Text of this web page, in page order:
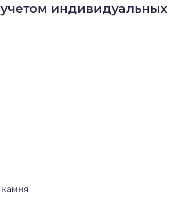
индивидуальных
камня